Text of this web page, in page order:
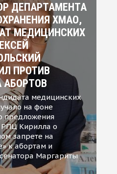
ДЕПАРТАМЕНТА
ХМАО,
МЕДИЦИНСКИХ
ПРОТИВ
АБОРТОВ
медицинских
на фоне
предложения
РПЦ Кирилла о
запрете на
к абортам и
Маргариты